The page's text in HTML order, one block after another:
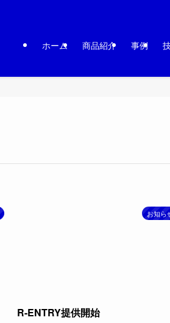
ホーム 商品紹介 事例
お知ら
R-ENTRY提供開始